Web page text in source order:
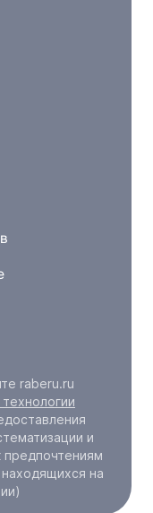
raberu.ru
и
предпочтениям
на